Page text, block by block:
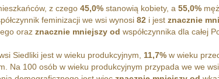
z czego 45,0%stanowią kobiety, a 55,0%
feminizacji we wsi wynosi 82i jest znacznie
oraz znacznie mniejszy od współczynnika dla całej
Siedliki jest w wieku produkcyjnym, 11,7%w wieku
Na 100 osób w wieku produkcyjnym przypada we we